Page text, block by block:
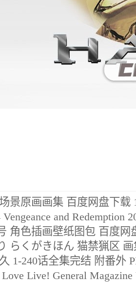
景原画画集 百度网盘下载
角色插画壁纸图包 百度网